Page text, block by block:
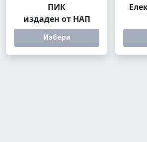
ПИК
издаден от НАП
Избери